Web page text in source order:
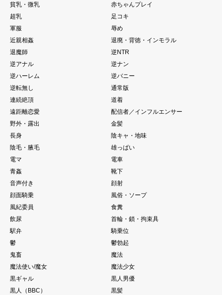
貧乳・微乳
赤ちゃんプレイ
超乳
足コキ
軍服
辱め
近親相姦
退廃・背徳・インモラル
退魔師
逆NTR
逆アナル
逆ナン
逆ハーレム
逆バニー
逆転無し
通常版
連続絶頂
道着
遠距離恋愛
配信者／インフルエンサー
野外・露出
金髪
長身
陰キャ・地味
陰毛・腋毛
雄っぱい
電マ
電車
青姦
靴下
音声付き
顔射
顔面騎乗
風俗・ソープ
風紀委員
食糞
飲尿
首輪・鎖・拘束具
駅弁
騎乗位
鬱
鬱勃起
鬼畜
魔法
魔法使い/魔女
魔法少女
黒ギャル
黒人男優
黒人（BBC）
黒髪